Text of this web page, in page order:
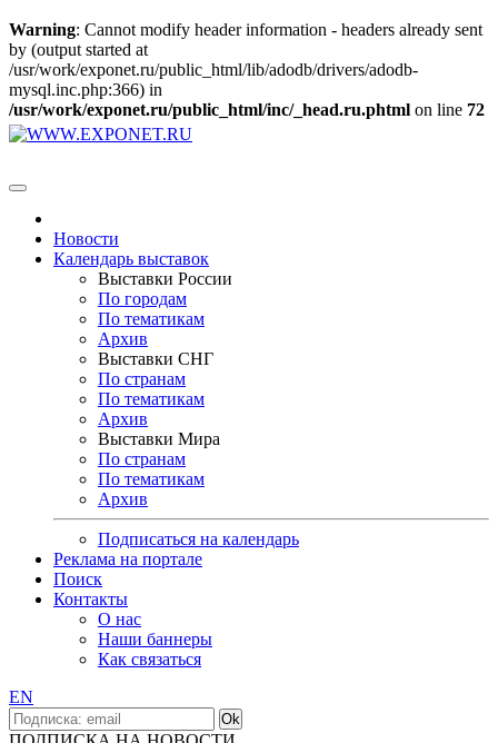
Warning: Cannot modify header information - headers already sent
by (output started at
/usr/work/exponet.ru/public_html/lib/adodb/drivers/adodb-
mysql.inc.php:366) in
/usr/work/exponet.ru/public_html/inc/_head.ru.phtml on line 72
Новости
Календарь выставок
Выставки России
По городам
По тематикам
Архив
Выставки СНГ
По странам
По тематикам
Архив
Выставки Мира
По странам
По тематикам
Архив
Подписаться на календарь
Реклама на портале
Поиск
Контакты
О нас
Наши баннеры
Как связаться
EN